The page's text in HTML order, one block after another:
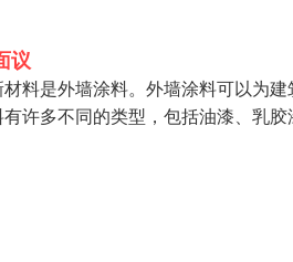
议
料是外墙涂料。外墙涂料可以为
许多不同的类型，包括油漆、乳